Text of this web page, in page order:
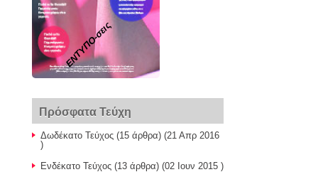
ΕΝΤΥΠΟ-σεις
Πρόσφατα Τεύχη
Δωδέκατο Τεύχος (15 άρθρα) (21 Απρ 2016
)
Ενδέκατο Τεύχος (13 άρθρα) (02 Ιουν 2015 )